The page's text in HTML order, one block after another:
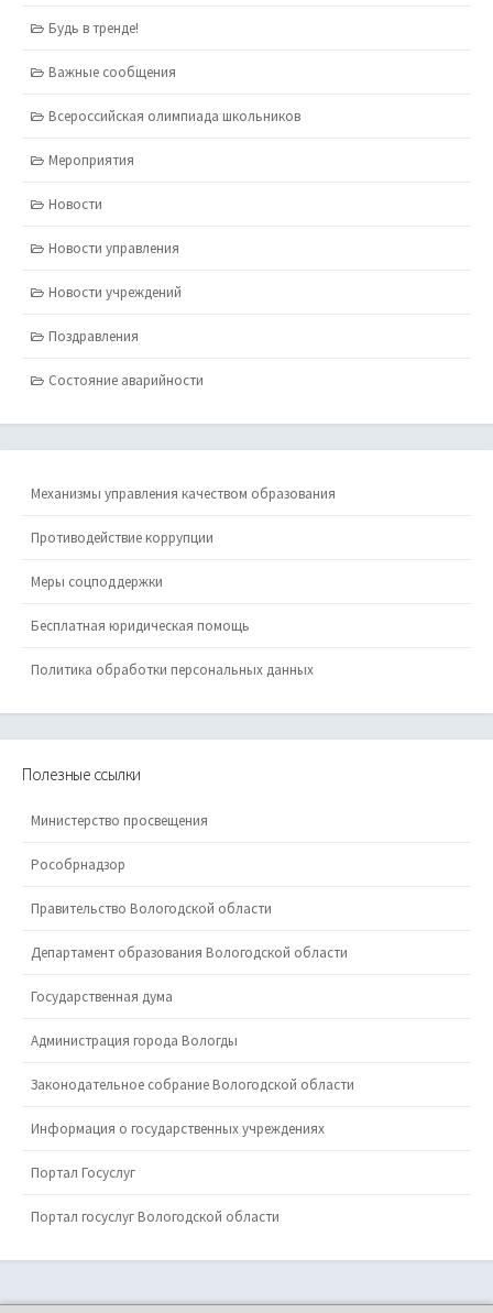
Будь в тренде!
Важные сообщения
Всероссийская олимпиада школьников
Мероприятия
Новости
Новости управления
Новости учреждений
Поздравления
Состояние аварийности
Механизмы управления качеством образования
Противодействие коррупции
Меры соцподдержки
Бесплатная юридическая помощь
Политика обработки персональных данных
Полезные ссылки
Министерство просвещения
Рособрнадзор
Правительство Вологодской области
Департамент образования Вологодской области
Государственная дума
Администрация города Вологды
Законодательное собрание Вологодской области
Информация о государственных учреждениях
Портал Госуслуг
Портал госуслуг Вологодской области